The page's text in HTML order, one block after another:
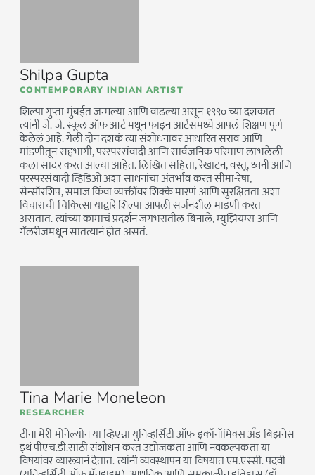
Shilpa Gupta
CONTEMPORARY INDIAN ARTIST
शिल्पा गुप्ता मुंबईत जन्मल्या आणि वाढल्या असून १९९० च्या दशकात
त्यांनी जे. जे. स्कूल ऑफ आर्ट मधून फाइन आर्टसमध्ये आपलं शिक्षण पूर्ण
केलेलं आहे. गेली दोन दशकं त्या संशोधनावर आधारित सराव आणि
मांडणीतून सहभागी, परस्परसंवादी आणि सार्वजनिक परिमाण लाभलेली
कला सादर करत आल्या आहेत. लिखित संहिता, रेखाटनं, वस्तू, ध्वनी आणि
परस्परसंवादी व्हिडिओ अशा साधनांचा अंतर्भाव करत सीमा-रेषा,
सेन्सॉरशिप, समाज किंवा व्यक्तींवर शिक्के मारणं आणि सुरक्षितता अशा
विचारांची चिकित्सा याद्वारे शिल्पा आपली सर्जनशील मांडणी करत
असतात. त्यांच्या कामाचं प्रदर्शन जगभरातील बिनाले, म्युझियम्स आणि
गॅलरीजमधून सातत्यानं होत असतं.
Tina Marie Moneleon
RESEARCHER
टीना मेरी मोनेल्योन या व्हिएन्ना युनिव्हर्सिटी ऑफ इकॉनॉमिक्स अँड बिझनेस
इथं पीएच.डी.साठी संशोधन करत उद्योजकता आणि नवकल्पकता या
विषयांवर व्याख्यानं देतात. त्यांनी व्यवस्थापन या विषयात एम.एस्सी. पदवी